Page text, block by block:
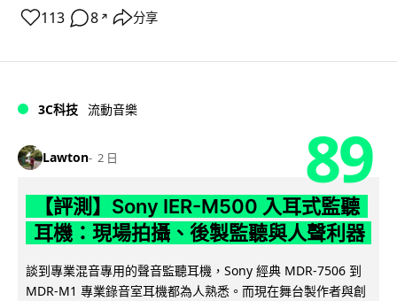
113 8 ↗ 分享
3C科技 流動音樂
Lawton 2 日 89
【評測】Sony IER-M500 入耳式監聽
耳機：現場拍攝、後製監聽與人聲利器
談到專業混音專用的聲音監聽耳機，Sony 經典 MDR-7506 到
MDR-M1 專業錄音室耳機都為人熟悉。而現在舞台製作者與創